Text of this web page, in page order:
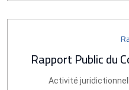
Rapport Public du
Activité